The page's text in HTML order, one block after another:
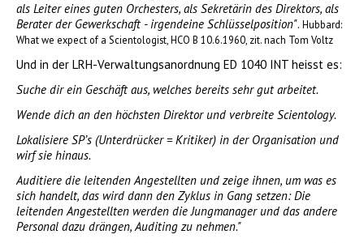
als Leiter eines guten Orchesters, als Sekretärin des Direktors, als
Berater der Gewerkschaft - irgendeine Schlüsselposition". Hubbard:
What we expect of a Scientologist, HCO B 10.6.1960, zit. nach Tom Voltz
Und in der LRH-Verwaltungsanordnung ED 1040 INT heisst es:
Suche dir ein Geschäft aus, welches bereits sehr gut arbeitet.
Wende dich an den höchsten Direktor und verbreite Scientology.
Lokalisiere SP’s (Unterdrücker = Kritiker) in der Organisation und
wirf sie hinaus.
Auditiere die leitenden Angestellten und zeige ihnen, um was es
sich handelt, das wird dann den Zyklus in Gang setzen: Die
leitenden Angestellten werden die Jungmanager und das andere
Personal dazu drängen, Auditing zu nehmen."